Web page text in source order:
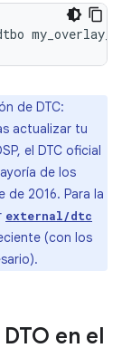
de DTC:
actualizar tu
el DTC oficial
de los
de 2016. Para la
external/dtc
(con los
en el